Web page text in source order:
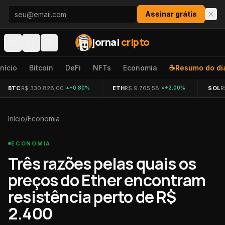
Pular para o conteúdo
Assinar grátis
jornalcripto
Bitcoin DeFi NFTs Economia ☕Resumo do
BTC R$ 330.828,00 +0.80% ETHR$ 9.765,58 +2.00% SOL
Início/Economia
ECONOMIA
Três razões pelas quais os
preços do Ether encontram
resistência perto de R$
2.400